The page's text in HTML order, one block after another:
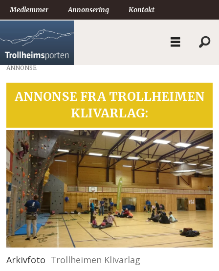
Medlemmer Annonsering Kontakt
ANNONSE
ANNONSE FRATROLLHEIMEN
KLIVARLAG:
Arkivfoto Trollheimen Klivarlag